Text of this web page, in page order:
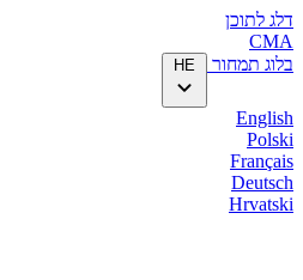
דלג לתוכן
CMA
בלוג תמחור HE
English
Polski
Français
Deutsch
Hrvatski